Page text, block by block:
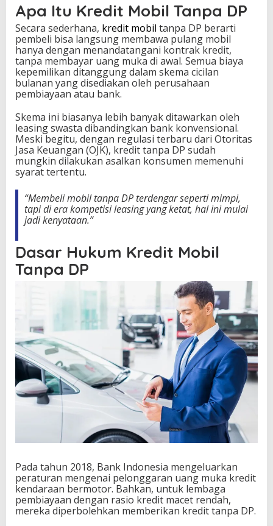
Apa Itu Kredit Mobil Tanpa DP
Secara sederhana, kredit mobil tanpa DP berarti
pembeli bisa langsung membawa pulang mobil
hanya dengan menandatangani kontrak kredit,
tanpa membayar uang muka di awal. Semua biaya
kepemilikan ditanggung dalam skema cicilan
bulanan yang disediakan oleh perusahaan
pembiayaan atau bank.
Skema ini biasanya lebih banyak ditawarkan oleh
leasing swasta dibandingkan bank konvensional.
Meski begitu, dengan regulasi terbaru dari Otoritas
Jasa Keuangan (OJK), kredit tanpa DP sudah
mungkin dilakukan asalkan konsumen memenuhi
syarat tertentu.
“Membeli mobil tanpa DP terdengar seperti mimpi,
tapi di era kompetisi leasing yang ketat, hal ini mulai
jadi kenyataan.”
Dasar Hukum Kredit Mobil
Tanpa DP
Pada tahun 2018, Bank Indonesia mengeluarkan
peraturan mengenai pelonggaran uang muka kredit
kendaraan bermotor. Bahkan, untuk lembaga
pembiayaan dengan rasio kredit macet rendah,
mereka diperbolehkan memberikan kredit tanpa DP.